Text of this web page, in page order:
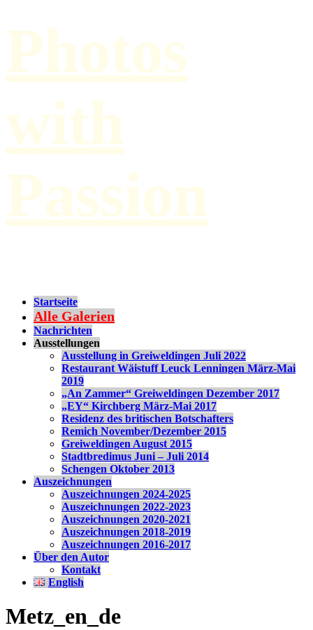
Photos
with
Passion
Startseite
Alle Galerien
Nachrichten
Ausstellungen
Ausstellung in Greiweldingen Juli 2022
Restaurant Wäistuff Leuck Lenningen März-Mai
2019
„An Zammer“ Greiweldingen Dezember 2017
„EY“ Kirchberg März-Mai 2017
Residenz des britischen Botschafters
Remich November/Dezember 2015
Greiweldingen August 2015
Stadtbredimus Juni – Juli 2014
Schengen Oktober 2013
Auszeichnungen
Auszeichnungen 2024-2025
Auszeichnungen 2022-2023
Auszeichnungen 2020-2021
Auszeichnungen 2018-2019
Auszeichnungen 2016-2017
Über den Autor
Kontakt
English
Metz_en_de